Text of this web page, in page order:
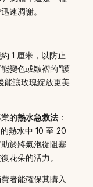
速凋謝。
1 厘米，以防止
變色或皺褶的“護
能讓玫瑰綻放更美
的熱水急救法 ：
熱水中 10 至 20
於將氣泡從阻塞
花朵的活力。
者能確保其購入